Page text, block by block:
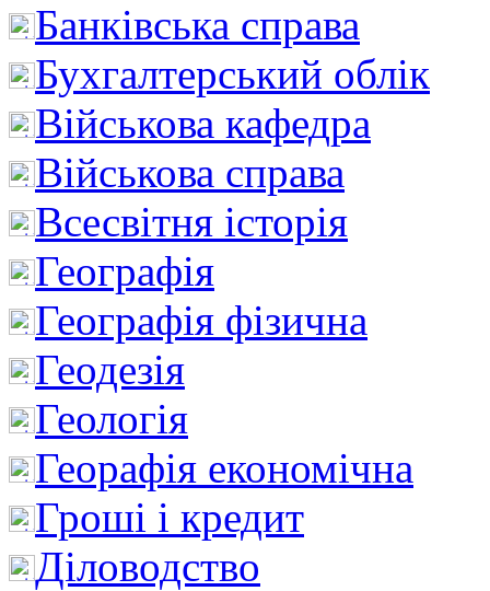
Банківська справа
Бухгалтерський облік
Військова кафедра
Військова справа
Всесвітня історія
Географія
Географія фізична
Геодезія
Геологія
Георафія економічна
Гроші і кредит
Діловодство